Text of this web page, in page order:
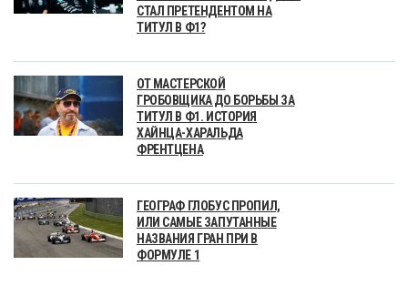
СТАЛ ПРЕТЕНДЕНТОМ НА
ТИТУЛ В Ф1?
ОТ МАСТЕРСКОЙ
ГРОБОВЩИКА ДО БОРЬБЫ ЗА
ТИТУЛ В Ф1. ИСТОРИЯ
ХАЙНЦА-ХАРАЛЬДА
ФРЕНТЦЕНА
ГЕОГРАФ ГЛОБУС ПРОПИЛ,
ИЛИ САМЫЕ ЗАПУТАННЫЕ
НАЗВАНИЯ ГРАН ПРИ В
ФОРМУЛЕ 1